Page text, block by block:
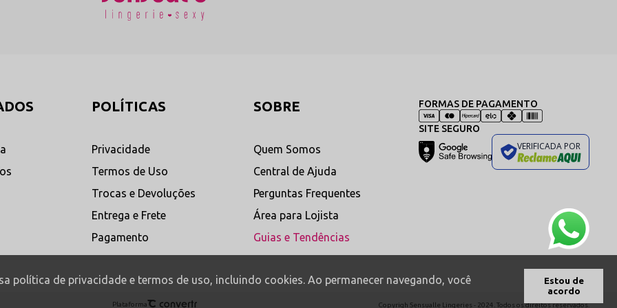
bordado foi desenvolvido com acabamento macio e aplicação refinada para garantir conforto durante o uso, sem causar atrito ou
possui acabamento Invisible-Tech com elásticos finos e suaves, proporcionando ajuste anatômico discreto e reduzindo marcas sob
possui elasticidade multidirecional e alta resistência, oferecendo delicadeza visual sem abrir mão da durabilidade.
O ideal é realizar lavagem manual com sabão neutro e água fria, evitando máquinas de lavar, secadoras e contato com acessórios
POLÍTICAS
Privacidade
Termos de Uso
Trocas e Devoluções
Entrega e Frete
Pagamento
SOBRE
Quem Somos
Central de Ajuda
Perguntas Frequentes
Área para Lojista
Guias e Tendências
FORMAS DE PAGAMENTO
SITE SEGURO
VERIFICADA POR
Plataforma Copyrigh Sensualle Lingeries - 2024. Todos os direitos reservados.
política de privacidade e termos de uso, incluindo cookies. Ao permanecer navegando, você
Estou de
acordo